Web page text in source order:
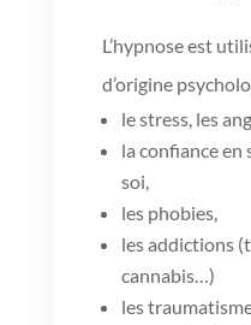
L’hypnose est
d’origine
le stress, les
la confiance en
soi,
les phobies,
les addictions
cannabis…)
les